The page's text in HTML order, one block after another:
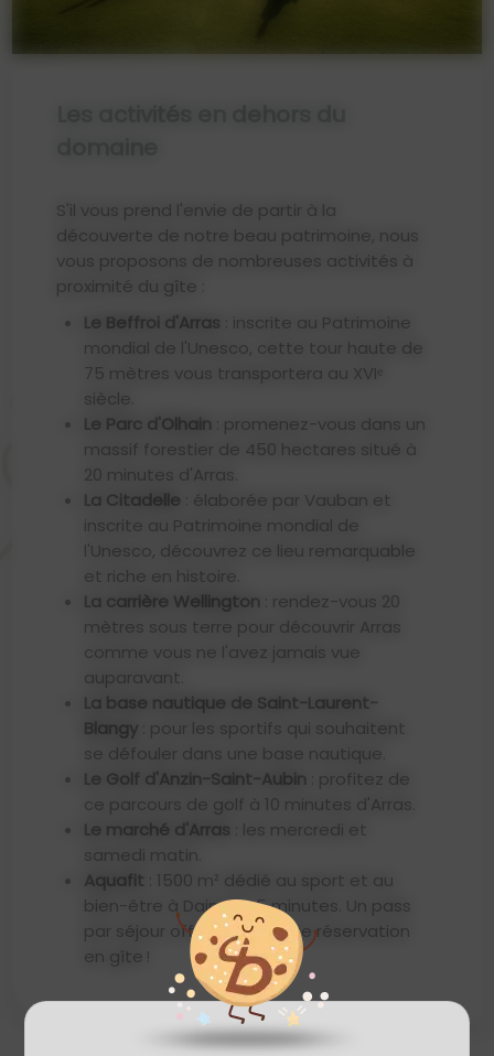
S'il vous prend l'envie de partir à la
découverte de notre beau patrimoine, nous
vous proposons de nombreuses activités à
proximité du gîte :
Le Beffroi d'Arras
: inscrite au Patrimoine
mondial de l'Unesco, cette tour haute de
75 mètres vous transportera au XVIᵉ
siècle.
Le Parc d'Olhain : promenez-vous dans un
massif forestier de 450 hectares situé à
20 minutes d'Arras.
La Citadelle : élaborée par Vauban et
inscrite au Patrimoine mondial de
l'Unesco, découvrez ce lieu remarquable
et riche en histoire.
La carrière Wellington
: rendez-vous 20
mètres sous terre pour découvrir Arras
comme vous ne l'avez jamais vue
auparavant.
La base nautique de Saint-Laurent-
Blangy : pour les sportifs qui souhaitent
se défouler dans une base nautique.
Le Golf d'Anzin-Saint-Aubin : profitez de
ce parcours de golf à 10 minutes d'Arras.
Le marché d'Arras : les mercredi et
samedi matin.
Aquafit : 1500 m² dédié au sport et au
bien-être à Dainville, 5 minutes. Un pass
par séjour offert pour toute réservation
en gîte !